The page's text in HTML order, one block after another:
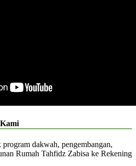
dakwah, pengembangan,
Rumah Tahfidz Zabisa ke Rekening